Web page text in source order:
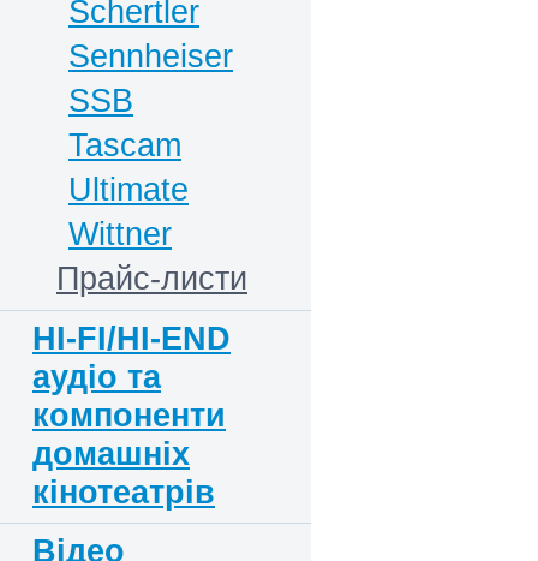
Schertler
Sennheiser
SSB
Tascam
Ultimate
Wittner
Прайс-листи
HI-FI/HI-END
аудіо та
компоненти
домашніх
кінотеатрів
Відео